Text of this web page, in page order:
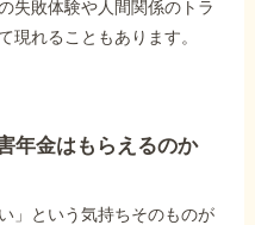
失敗体験や人間関係のトラ
現れることもあります。
年金はもらえるのか
」という気持ちそのものが